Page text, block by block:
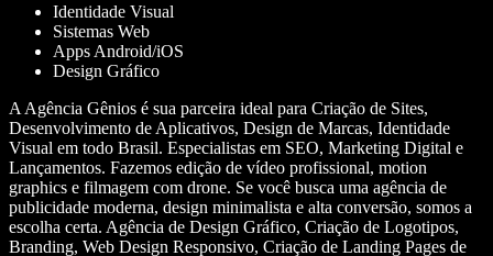
Identidade Visual
Sistemas Web
Apps Android/iOS
Design Gráfico
A Agência Gênios é sua parceira ideal para Criação de Sites,
Desenvolvimento de Aplicativos, Design de Marcas, Identidade
Visual em todo Brasil. Especialistas em SEO, Marketing Digital e
Lançamentos. Fazemos edição de vídeo profissional, motion
graphics e filmagem com drone. Se você busca uma agência de
publicidade moderna, design minimalista e alta conversão, somos a
escolha certa. Agência de Design Gráfico, Criação de Logotipos,
Branding, Web Design Responsivo, Criação de Landing Pages de